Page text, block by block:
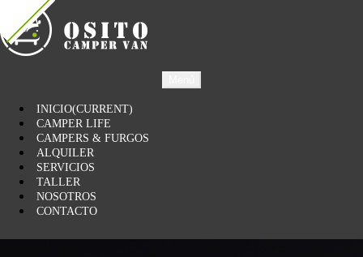
INICIO(CURRENT)
CAMPER LIFE
CAMPERS & FURGOS
ALQUILER
SERVICIOS
TALLER
NOSOTROS
CONTACTO